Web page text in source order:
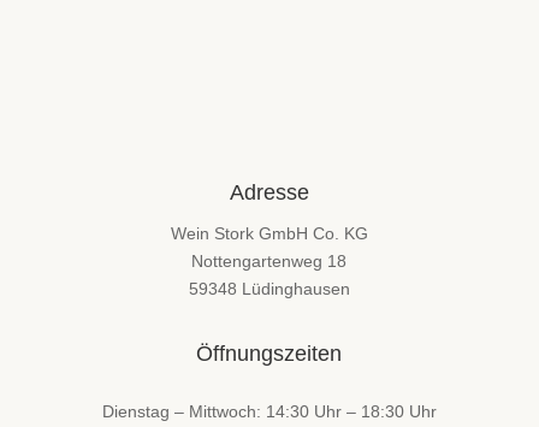
Adresse
Wein Stork GmbH Co. KG
Nottengartenweg 18
59348 Lüdinghausen
Öffnungszeiten
Dienstag – Mittwoch: 14:30 Uhr – 18:30 Uhr